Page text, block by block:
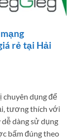
rẻ tại Hải
chuyên dụng để
tương thích với
dễ dàng sử dụng
bấm đúng theo